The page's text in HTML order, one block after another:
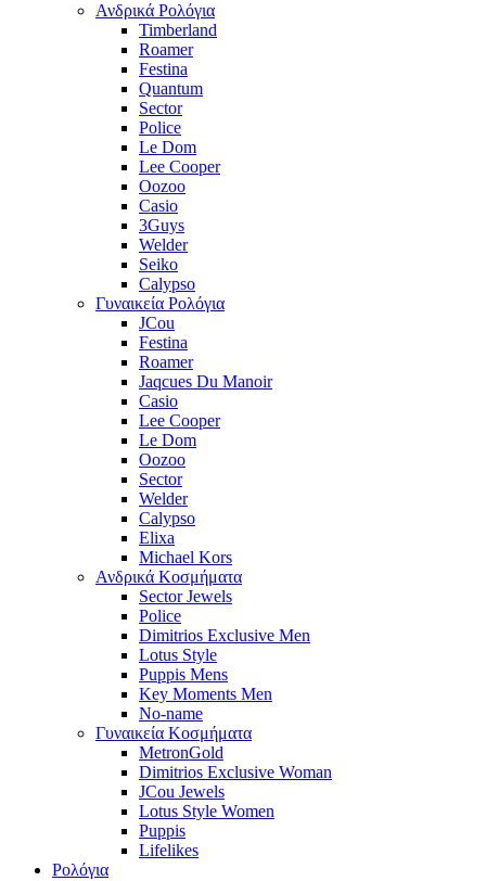
Ανδρικά Ρολόγια
Timberland
Roamer
Festina
Quantum
Sector
Police
Le Dom
Lee Cooper
Oozoo
Casio
3Guys
Welder
Seiko
Calypso
Γυναικεία Ρολόγια
JCou
Festina
Roamer
Jaqcues Du Manoir
Casio
Lee Cooper
Le Dom
Oozoo
Sector
Welder
Calypso
Elixa
Michael Kors
Ανδρικά Κοσμήματα
Sector Jewels
Police
Dimitrios Exclusive Men
Lotus Style
Puppis Mens
Key Moments Men
No-name
Γυναικεία Κοσμήματα
MetronGold
Dimitrios Exclusive Woman
JCou Jewels
Lotus Style Women
Puppis
Lifelikes
Ρολόγια